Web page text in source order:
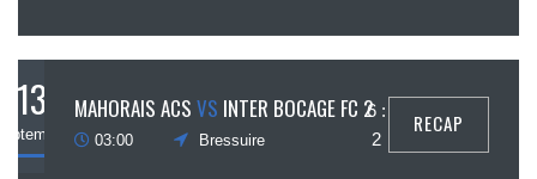
13 MAHORAIS ACS VS INTER BOCAGE FC 2
03:00 Bressuire
6 :
2
RECAP